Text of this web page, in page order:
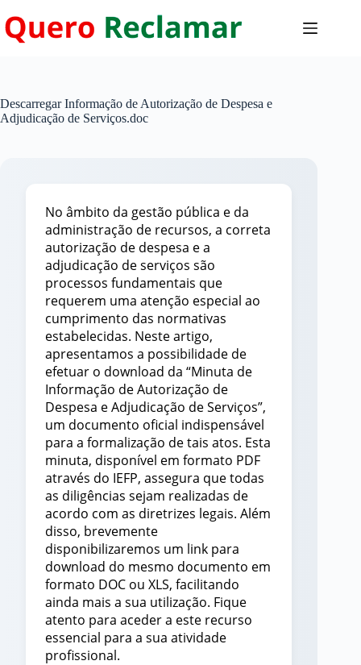
para
o
Descarregar Informação de Autorização de Despesa e
Adjudicação de Serviços.doc
No âmbito da gestão pública e da
administração de recursos, a correta
autorização de despesa e a
adjudicação de serviços são
processos fundamentais que
requerem uma atenção especial ao
cumprimento das normativas
estabelecidas. Neste artigo,
apresentamos a possibilidade de
efetuar o download da “Minuta de
Informação de Autorização de
Despesa e Adjudicação de Serviços”,
um documento oficial indispensável
para a formalização de tais atos. Esta
minuta, disponível em formato PDF
através do IEFP, assegura que todas
as diligências sejam realizadas de
acordo com as diretrizes legais. Além
disso, brevemente
disponibilizaremos um link para
download do mesmo documento em
formato DOC ou XLS, facilitando
ainda mais a sua utilização. Fique
atento para aceder a este recurso
essencial para a sua atividade
profissional.